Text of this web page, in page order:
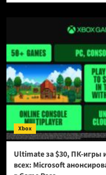
Шарма
подтвердила,
что
нужны
эксклюзивы,
но
есть
нюанс
Xbox
Ultimate за $30, ПК-игры
всех: Microsoft